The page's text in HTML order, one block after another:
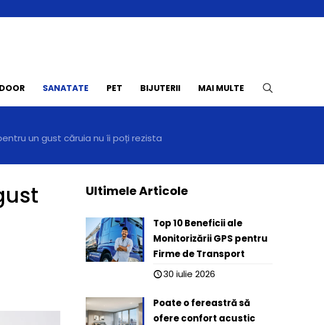
SANATATE PET BIJUTERII MAI MULTE
un gust căruia nu îi poți rezista
Ultimele Articole
Top 10 Beneficii ale
Monitorizării GPS pentru
Firme de Transport
30 iulie 2026
Poate o fereastră să
ofere confort acustic